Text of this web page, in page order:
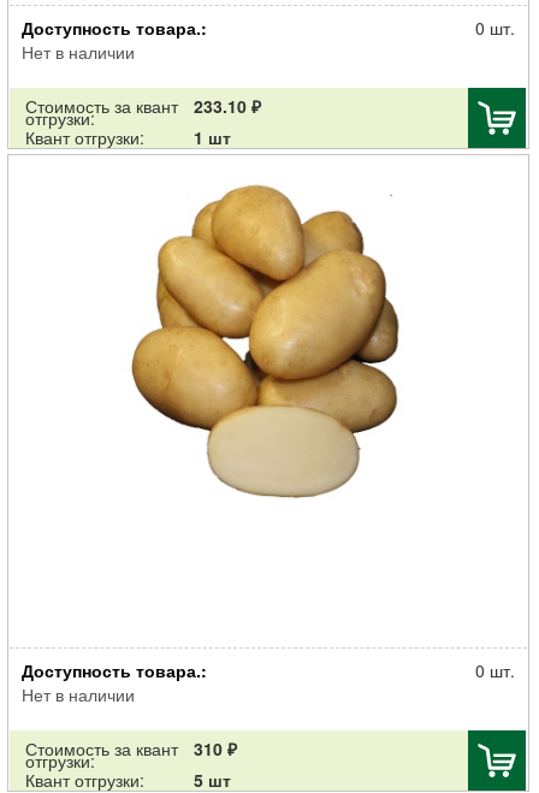
Картофель семенной Фиолетовый 30-55мм элита 2кг
Доступность товара.:
Нет в наличии
0 шт.
Стоимость за квант
отгрузки:
233.10 ₽
Квант отгрузки:
1 шт
Картофель семенной Ариэль 30-55мм суперэлита 2кг
Доступность товара.:
Нет в наличии
0 шт.
Стоимость за квант
отгрузки:
310 ₽
Квант отгрузки:
5 шт